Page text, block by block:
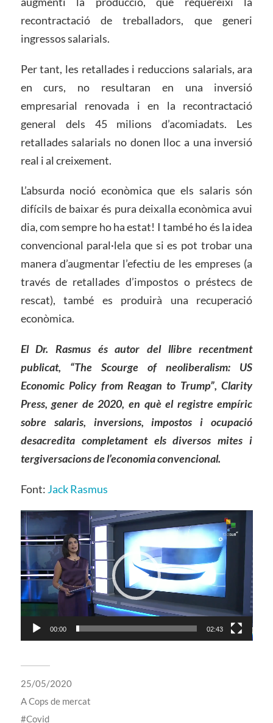
recontractació de treballadors, que generi
ingressos salarials.
Per tant, les retallades i reduccions salarials, ara
en curs, no resultaran en una inversió
empresarial renovada i en la recontractació
general dels 45 milions d’acomiadats. Les
retallades salarials no donen lloc a una inversió
real i al creixement.
L’absurda noció econòmica que els salaris són
difícils de baixar és pura deixalla econòmica avui
dia, com sempre ho ha estat! I també ho és la idea
convencional paral·lela que si es pot trobar una
manera d’augmentar l’efectiu de les empreses (a
través de retallades d’impostos o préstecs de
rescat), també es produirà una recuperació
econòmica.
El Dr. Rasmus és autor del llibre recentment
publicat, “The Scourge of neoliberalism: US
Economic Policy from Reagan to Trump”, Clarity
Press, gener de 2020, en què el registre empíric
sobre salaris, inversions, impostos i ocupació
desacredita completament els diversos mites i
tergiversacions de l’economia convencional.
Font: Jack Rasmus
Reproductor
de
vídeo
00:00 02:43
25/05/2020
ACops de mercat
Covid